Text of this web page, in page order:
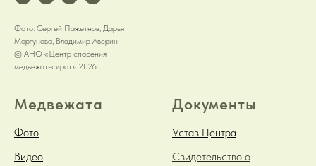
Фото: Сергей Пажетнов, Дарья
Моргунова, Владимир Аверин
© АНО «Центр спасения
медвежат-сирот» 2026
Медвежата
Фото
Видео
Документы
Устав Центра
Свидетельство о